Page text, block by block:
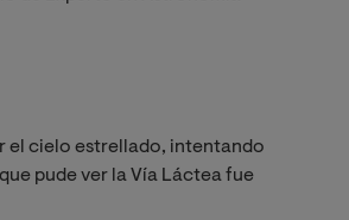
el cielo estrellado, intentando
pude ver la Vía Láctea fue